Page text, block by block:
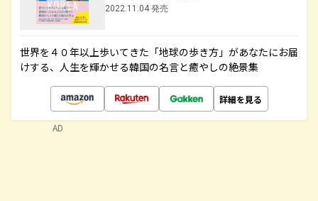
2022.11.04 発売
世界を４０年以上歩いてきた「地球の歩き方」があなたにお届
けする、人生を輝かせる韓国の名言と癒やしの絶景集
詳細を見る
AD